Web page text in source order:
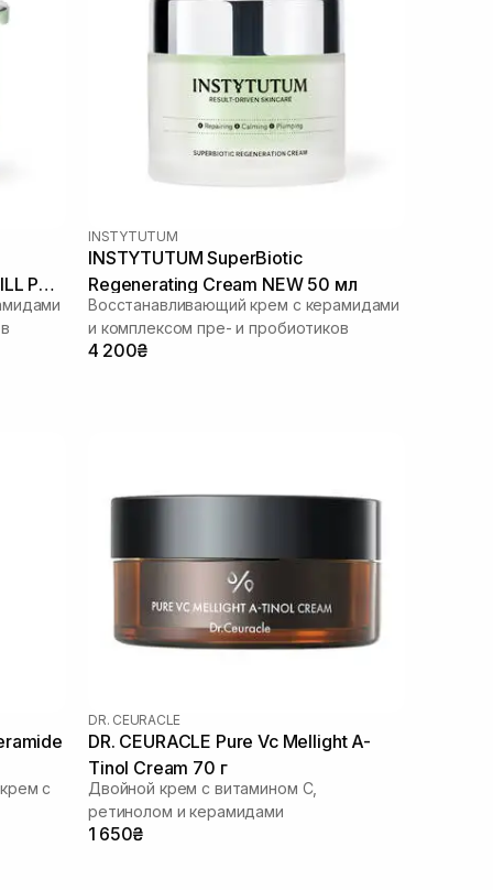
POD
INSTYTUTUM
INSTYTUTUM SuperBiotic
Regenerating Cream NEW 50 мл
Восстанавливающий крем с керамидами
и комплексом пре- и пробиотиков
4 200₴
с
DR. CEURACLE
DR. CEURACLE Pure Vc Mellight A-
Tinol Cream 70 г
Двойной крем с витамином С,
ретинолом и керамидами
1 650₴